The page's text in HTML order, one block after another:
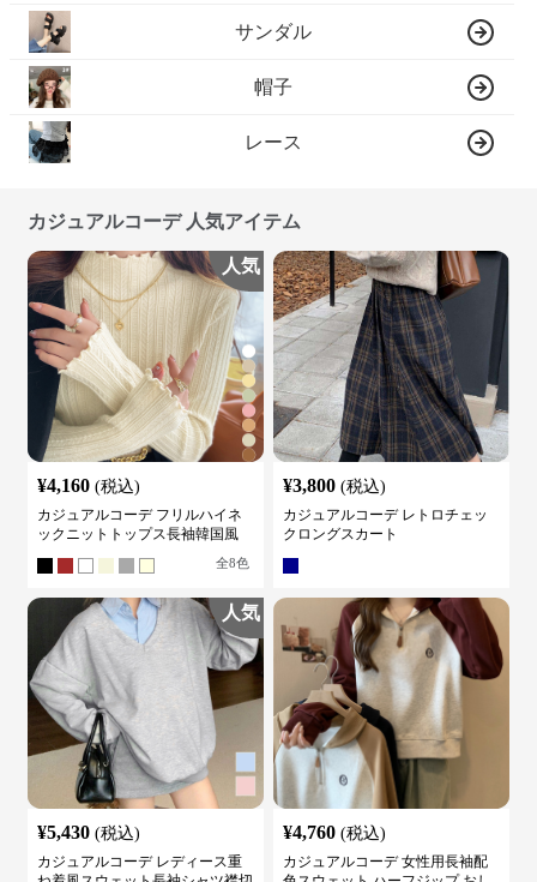
サンダル
帽子
レース
カジュアルコーデ 人気アイテム
人気
¥4,160 (税込)
カジュアルコーデ フリルハイネ
ックニットトップス長袖韓国風
全8色
¥3,800 (税込)
カジュアルコーデ レトロチェッ
クロングスカート
人気
¥5,430 (税込)
カジュアルコーデ レディース重
¥4,760 (税込)
カジュアルコーデ 女性用長袖配